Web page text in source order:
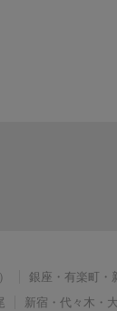
銀座・有楽町・
新宿・代々木・